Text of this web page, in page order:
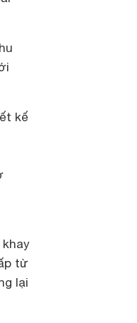
kế
từ
lại